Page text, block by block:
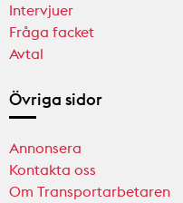
Intervjuer
Fråga facket
Avtal
Övriga sidor
Annonsera
Kontakta oss
Om Transportarbetaren